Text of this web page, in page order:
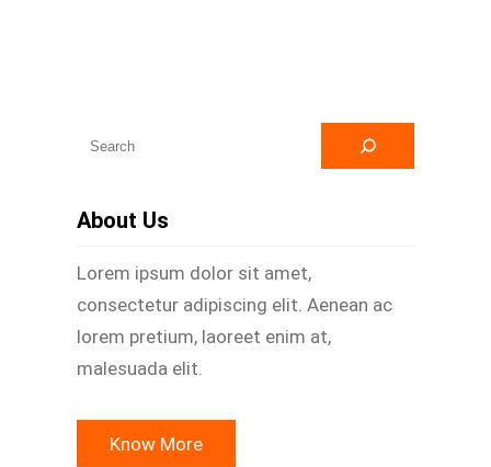
About Us
Lorem ipsum dolor sit amet,
consectetur adipiscing elit. Aenean ac
lorem pretium, laoreet enim at,
malesuada elit.
Know More